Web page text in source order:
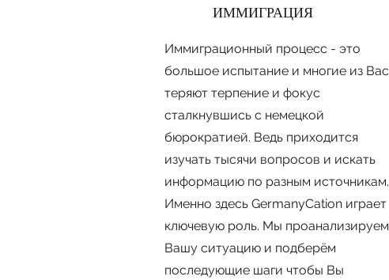
ИММИГРАЦИЯ
Иммиграционный процесс - это
большое испытание и многие из Bac
теряют терпение и фокус
сталкнувшись с немецкой
бюрократией. Ведь приходится
изучать тысячи вопросов и искать
информацию по разным источникам.
Именно здесь GermanyCation играет
ключевую роль. Мы проанализируем
Вашу ситуацию и подберём
послeдующие шаги чтобы Вы